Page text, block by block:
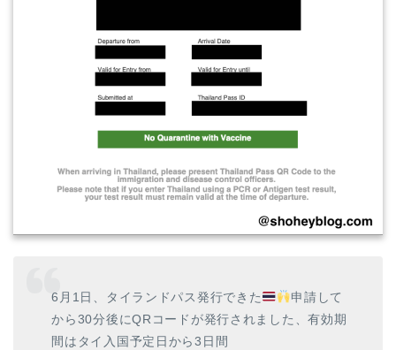
6月1日、タイランドパス発行できた
申請して
から30分後にQRコードが発行されました、有効期
間はタイ入国予定日から3日間